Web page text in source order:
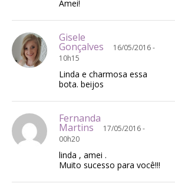
Amei!
Gisele
Gonçalves
16/05/2016 -
10h15
Linda e charmosa essa
bota. beijos
Fernanda
Martins
17/05/2016 -
00h20
linda , amei .
Muito sucesso para você!!!